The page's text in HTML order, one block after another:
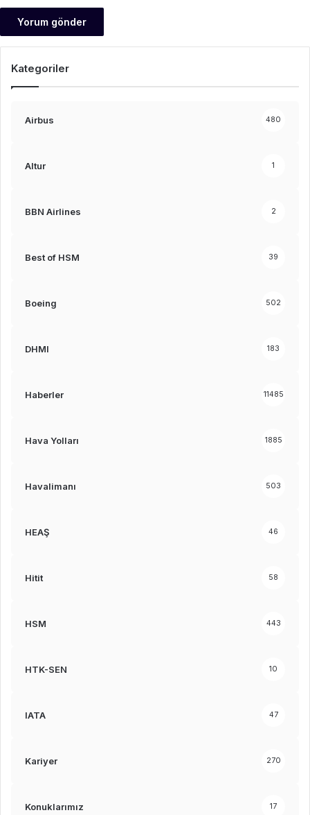
Kategoriler
Airbus 480
Altur 1
BBN Airlines 2
Best of HSM 39
Boeing 502
DHMI 183
Haberler 11485
Hava Yolları 1885
Havalimanı 503
HEAŞ 46
Hitit 58
HSM 443
HTK-SEN 10
IATA 47
Kariyer 270
Konuklarımız 17